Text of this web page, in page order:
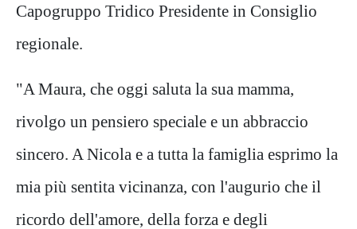
Capogruppo Tridico Presidente in Consiglio
regionale.
"A Maura, che oggi saluta la sua mamma,
rivolgo un pensiero speciale e un abbraccio
sincero. A Nicola e a tutta la famiglia esprimo la
mia più sentita vicinanza, con l'augurio che il
ricordo dell'amore, della forza e degli